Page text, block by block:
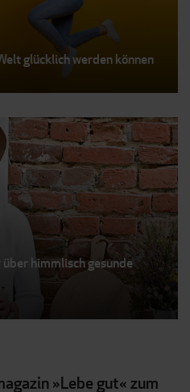
glücklich werden können
himmlisch gesunde
»Lebe gut« zum